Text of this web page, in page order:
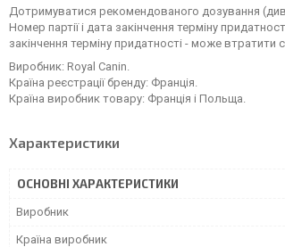
Дотримуватися рекомендованого дозування
Номер партії і дата закінчення терміну
закінчення терміну придатності - може втратити
Виробник: Royal Canin.
Країна реєстрації бренду: Франція.
Країна виробник товару: Франція і Польща.
Характеристики
ОСНОВНІ ХАРАКТЕРИСТИКИ
Виробник
Країна виробник